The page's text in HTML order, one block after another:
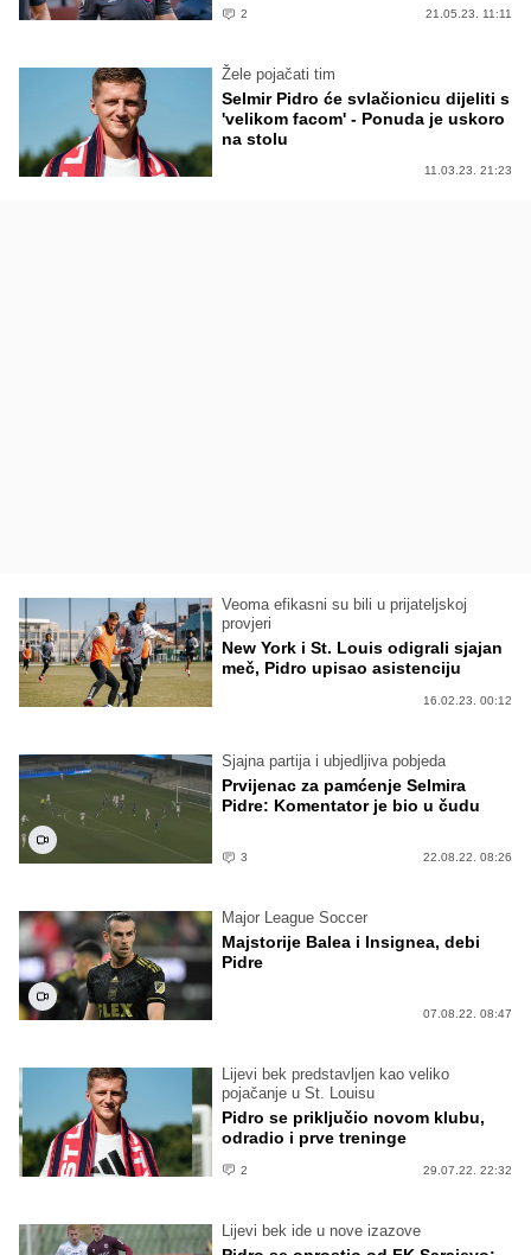
2 21.05.23. 11:11
Žele pojačati tim
Selmir Pidro će svlačionicu dijeliti s
'velikom facom' - Ponuda je uskoro
na stolu
11.03.23. 21:23
Veoma efikasni su bili u prijateljskoj
provjeri
New York i St. Louis odigrali sjajan
meč, Pidro upisao asistenciju
16.02.23. 00:12
Sjajna partija i ubjedljiva pobjeda
Prvijenac za pamćenje Selmira
Pidre: Komentator je bio u čudu
3 22.08.22. 08:26
Major League Soccer
Majstorije Balea i Insignea, debi
Pidre
07.08.22. 08:47
Lijevi bek predstavljen kao veliko
pojačanje u St. Louisu
Pidro se priključio novom klubu,
odradio i prve treninge
2 29.07.22. 22:32
Lijevi bek ide u nove izazove